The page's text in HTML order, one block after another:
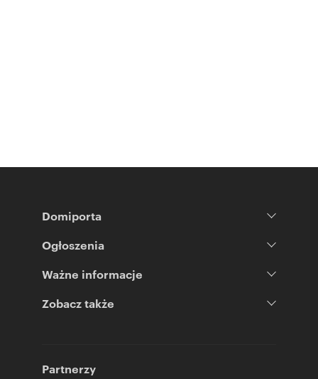
Domiporta
Ogłoszenia
Ważne informacje
Zobacz także
Partnerzy